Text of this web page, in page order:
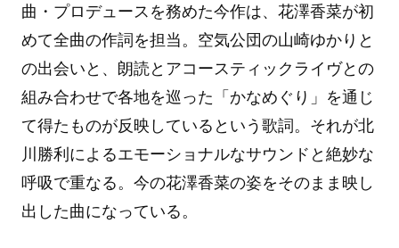
曲・プロデュースを務めた今作は、花澤香菜が初
めて全曲の作詞を担当。空気公団の山崎ゆかりと
の出会いと、朗読とアコースティックライヴとの
組み合わせで各地を巡った「かなめぐり」を通じ
て得たものが反映しているという歌詞。それが北
川勝利によるエモーショナルなサウンドと絶妙な
呼吸で重なる。今の花澤香菜の姿をそのまま映し
出した曲になっている。